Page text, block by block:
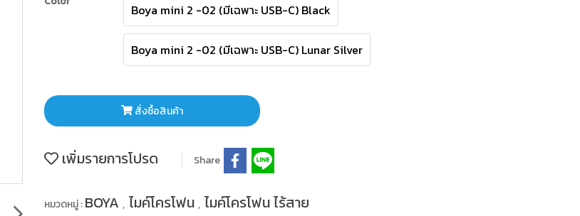
Boya mini 2 -02 (มีเฉพาะ USB-C) Black
Boya mini 2 -02 (มีเฉพาะ USB-C) Lunar Silver
สั่งซื้อสินค้า
เพิ่มรายการโปรด Share
หมวดหมู่ :BOYA , ไมค์โครโฟน , ไมค์โครโฟน ไร้สาย